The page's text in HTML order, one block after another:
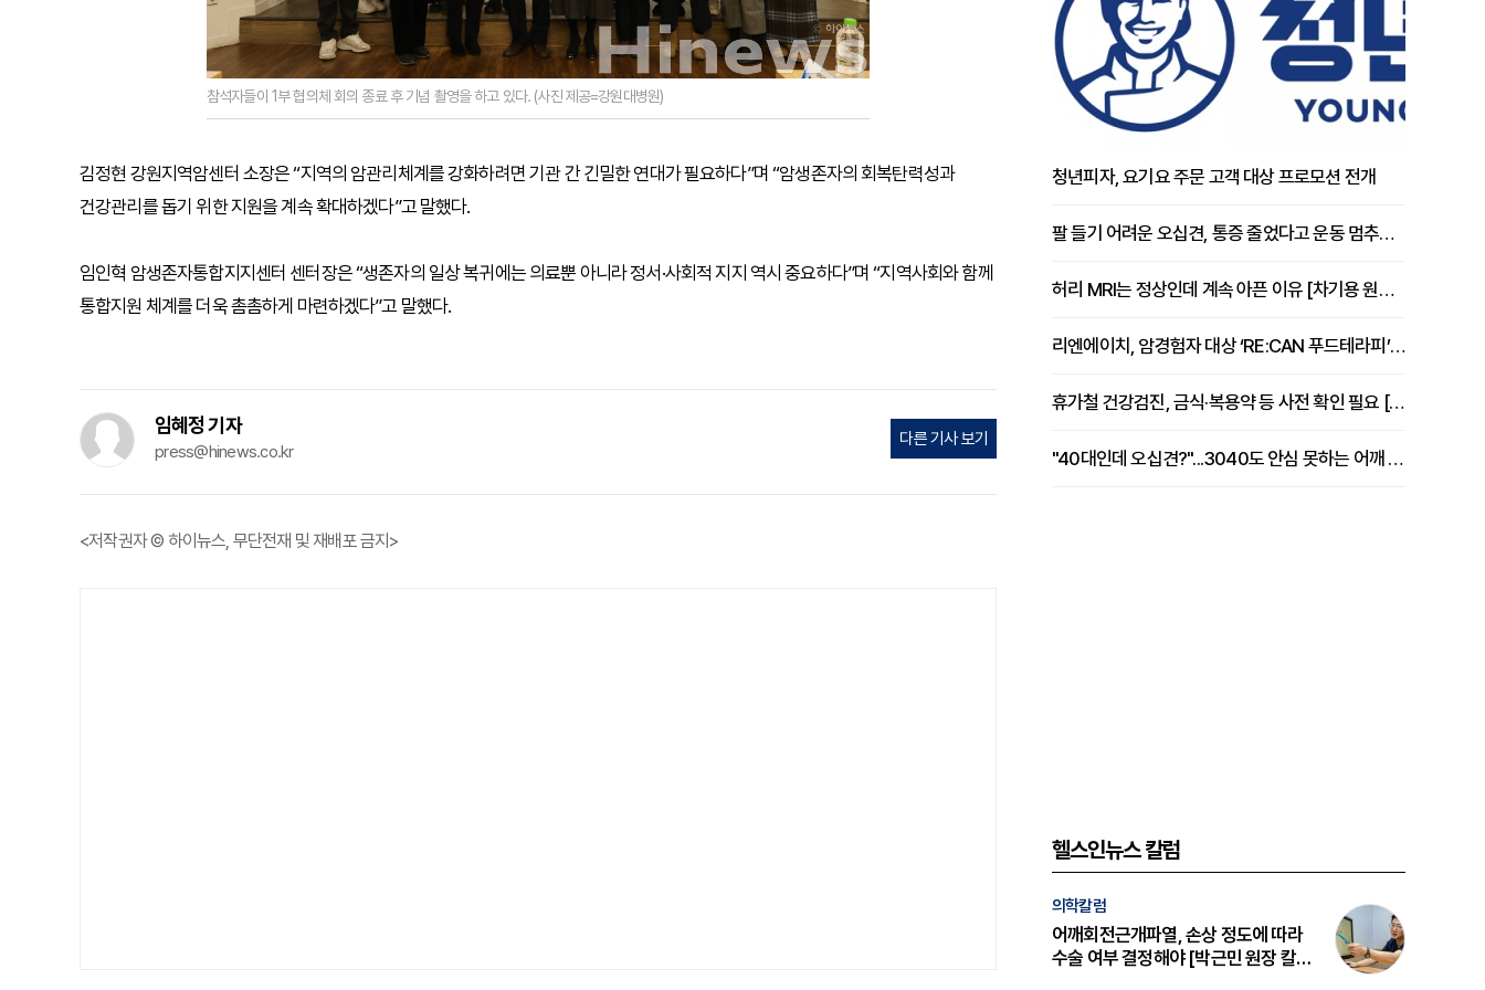
참석자들이 1부 협의체 회의 종료 후 기념 촬영을 하고 있다. (사진 제공=강원대병원)
김정현 강원지역암센터 소장은 “지역의 암관리체계를 강화하려면 기관 간 긴밀한 연대가 필요하다”며 “암생존자의 회복탄력성과
건강관리를 돕기 위한 지원을 계속 확대하겠다”고 말했다.
임인혁 암생존자통합지지센터 센터장은 “생존자의 일상 복귀에는 의료뿐 아니라 정서·사회적 지지 역시 중요하다”며 “지역사회와 함께
통합지원 체계를 더욱 촘촘하게 마련하겠다”고 말했다.
임혜정 기자
press@hinews.co.kr
다른 기사 보기
<저작권자 © 하이뉴스, 무단전재 및 재배포 금지>
청년피자, 요기요 주문 고객 대상 프로모션 전개
팔 들기 어려운 오십견, 통증 줄었다고 운동 멈추면 안 되는 이유 [이병욱 원장 칼럼]
허리 MRI는 정상인데 계속 아픈 이유 [차기용 원장 칼럼]
리엔에이치, 암경험자 대상 ‘RE:CAN 푸드테라피’ 운영
휴가철 건강검진, 금식·복용약 등 사전 확인 필요 [정도감 원장 칼럼]
"40대인데 오십견?"...3040도 안심 못하는 어깨 유착성 관절낭염
헬스인뉴스 칼럼
의학칼럼
어깨회전근개파열, 손상 정도에 따라
수술 여부 결정해야 [박근민 원장 칼